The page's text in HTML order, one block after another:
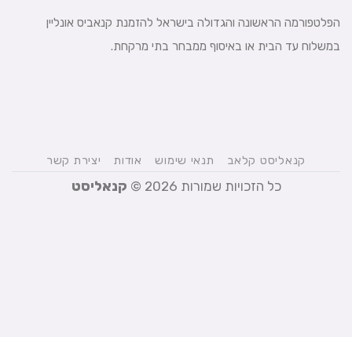
הפלטפורמה הראשונה והגדולה בישראל להזמנת קנאביס אונליין
במשלוח עד הבית או באיסוף ממבחר בתי מרקחת.
קנאליסט קלאב תנאי שימוש אודות יצירת קשר
כל הזכויות שמורות 2026 © קנאליסט